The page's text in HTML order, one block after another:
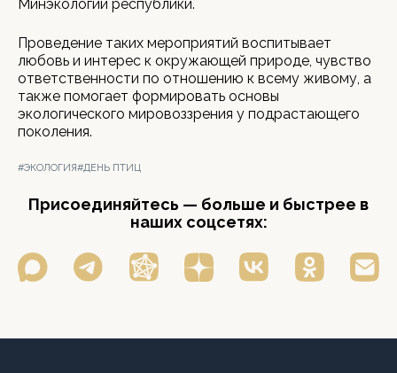
Минэкологии республики.
Проведение таких мероприятий воспитывает
любовь и интерес к окружающей природе, чувство
ответственности по отношению к всему живому, а
также помогает формировать основы
экологического мировоззрения у подрастающего
поколения.
#ЭКОЛОГИЯ#ДЕНЬ ПТИЦ
Присоединяйтесь — больше и быстрее в
наших соцсетях: